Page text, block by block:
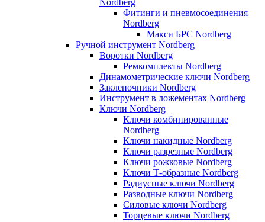
Фитинги и пневмосоединения
Nordberg
Макси БРС Nordberg
Ручной инструмент Nordberg
Воротки Nordberg
Ремкомплекты Nordberg
Динамометрические ключи Nordberg
Заклепочники Nordberg
Инструмент в ложементах Nordberg
Ключи Nordberg
Ключи комбинированные
Nordberg
Ключи накидные Nordberg
Ключи разрезные Nordberg
Ключи рожковые Nordberg
Ключи Т-образные Nordberg
Радиусные ключи Nordberg
Разводные ключи Nordberg
Силовые ключи Nordberg
Торцевые ключи Nordberg